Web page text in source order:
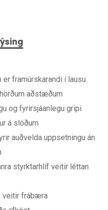
framúrskarandi í lausu
aðstæðum
og fyrirsjáanlegu gripi
á slóðum
auðvelda uppsetningu án
styrktarhlíf veitir léttan
veitir frábæra